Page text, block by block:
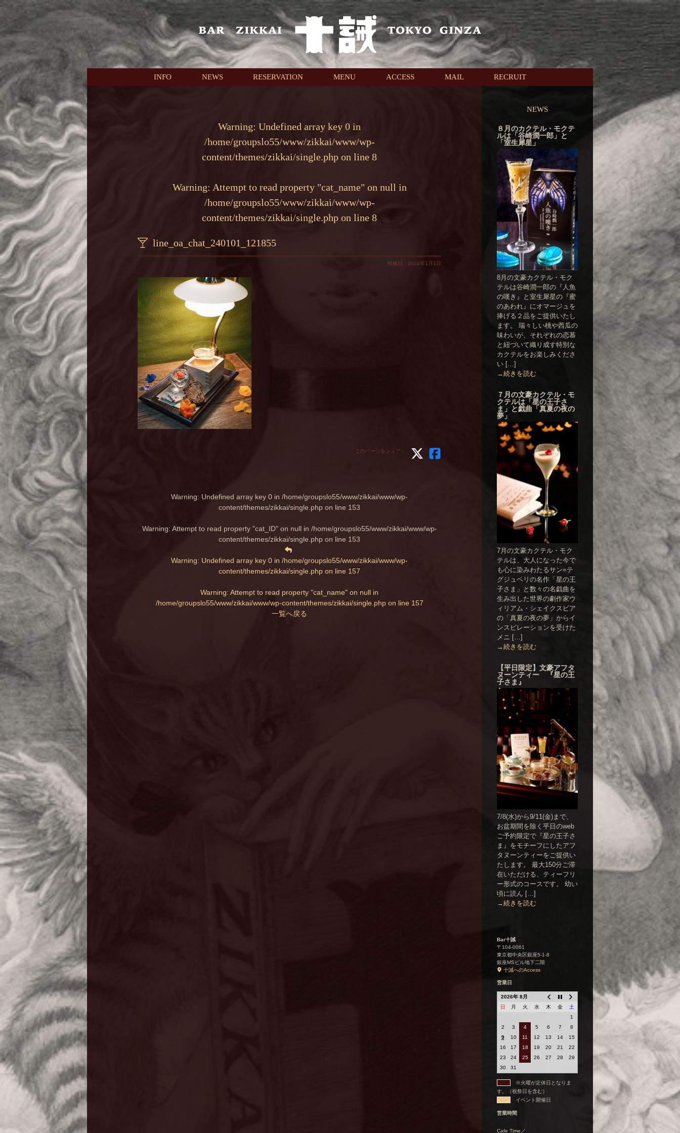
本文へスキップ
INFO NEWS RESERVATION MENU ACCESS MAIL RECRUIT
Warning: Undefined array key 0 in
/home/groupslo55/www/zikkai/www/wp-
content/themes/zikkai/single.php on line 8
Warning: Attempt to read property "cat_name" on null in
/home/groupslo55/www/zikkai/www/wp-
content/themes/zikkai/single.php on line 8
line_oa_chat_240101_121855
投稿日：2024年1月1日
このページをシェア：
Warning: Undefined array key 0 in /home/groupslo55/www/zikkai/www/wp-
content/themes/zikkai/single.php on line 153
Warning: Attempt to read property "cat_ID" on null in /home/groupslo55/www/zikkai/www/wp-
content/themes/zikkai/single.php on line 153
Warning: Undefined array key 0 in /home/groupslo55/www/zikkai/www/wp-
content/themes/zikkai/single.php on line 157
Warning: Attempt to read property "cat_name" on null in
/home/groupslo55/www/zikkai/www/wp-content/themes/zikkai/single.phpon line 157
一覧へ戻る
NEWS
８月のカクテル・モクテ
ルは「谷崎潤一郎」と
「室生犀星」
8月の文豪カクテル・モク
テルは谷崎潤一郎の『人魚
の嘆き』と室生犀星の『蜜
のあわれ』にオマージュを
捧げる２品をご提供いたし
ます。 瑞々しい桃や西瓜の
味わいが、それぞれの恋慕
と紐づいて織り成す特別な
カクテルをお楽しみくださ
い […]
→続きを読む
７月の文豪カクテル・モ
クテルは「星の王子さ
ま」と戯曲「真夏の夜の
夢」
7月の文豪カクテル・モク
テルは、大人になった今で
も心に染みわたるサン=テ
グジュペリの名作「星の王
子さま」と数々の名戯曲を
生み出した世界の劇作家ウ
ィリアム・シェイクスピア
の「真夏の夜の夢」からイ
ンスピレーションを受けた
メニ […]
→続きを読む
【平日限定】文豪アフタ
ヌーンティー 『星の王
子さま』
7/8(水)から9/11(金)まで、
お盆期間を除く平日のweb
ご予約限定で『星の王子さ
ま』をモチーフにしたアフ
タヌーンティーをご提供い
たします。 最大150分ご滞
在いただける、ティーフリ
ー形式のコースです。 幼い
頃に読ん […]
→続きを読む
Bar十誡
〒104-0061
東京都中央区銀座5-1-8
銀座MSビル地下二階
十誡へのAccess
営業日
2026年 8月
日
月 火 水 木 金
土
1
2
3 4 5 6 7
8
9
10 11 12 13 14
15
16
17 18 19 20 21
22
23
24 25 26 27 28
29
30
31
※火曜が定休日となりま
す。（祝祭日を含む）
イベント開催日
営業時間
Cafe Time／